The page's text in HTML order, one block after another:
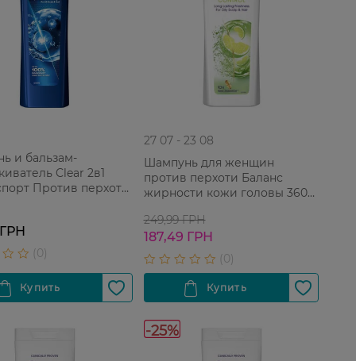
и бальзам-
Clear 2в1
Против перхоти
27 07 - 23 08
Шампунь для женщин
против перхоти Баланс
жирности кожи головы 360
249,99 ГРН
187,49 ГРН
-25%